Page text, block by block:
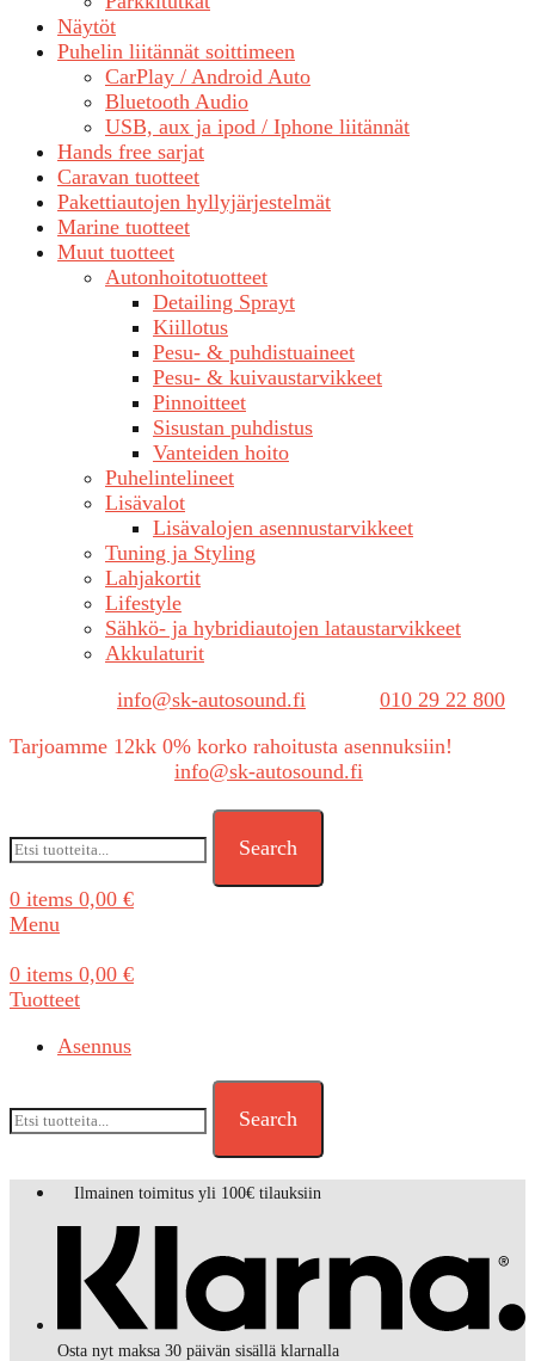
Näytöt
Puhelin liitännät soittimeen
CarPlay / Android Auto
Bluetooth Audio
USB, aux ja ipod / Iphone liitännät
Hands free sarjat
Caravan tuotteet
Pakettiautojen hyllyjärjestelmät
Marine tuotteet
Muut tuotteet
Autonhoitotuotteet
Detailing Sprayt
Kiillotus
Pesu- & puhdistuaineet
Pesu- & kuivaustarvikkeet
Pinnoitteet
Sisustan puhdistus
Vanteiden hoito
Puhelintelineet
Lisävalot
Lisävalojen asennustarvikkeet
Tuning ja Styling
Lahjakortit
Lifestyle
Sähkö- ja hybridiautojen lataustarvikkeet
Akkulaturit
info@sk-autosound.fi
010 29 22 800
Tarjoamme 12kk 0% korko rahoitusta asennuksiin!
info@sk-autosound.fi
Search
0 items 0,00 €
Menu
0 items 0,00 €
Tuotteet
Asennus
Search
Ilmainen toimitus yli 100€ tilauksiin
Osta nyt maksa 30 päivän sisällä klarnalla